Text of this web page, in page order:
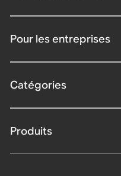
Pour les entreprises
Catégories
Produits